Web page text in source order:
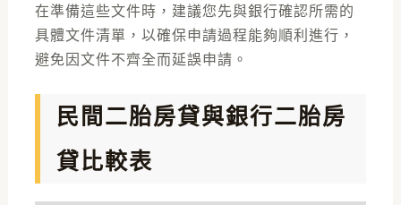
在準備這些文件時，建議您先與銀行確認所需的
具體文件清單，以確保申請過程能夠順利進行，
避免因文件不齊全而延誤申請。
民間二胎房貸與銀行二胎房
貸比較表